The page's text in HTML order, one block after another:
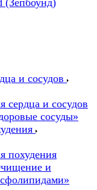
(Зепбоунд)
и сосудов
сердца и сосудов
сосуды»
похудения
и